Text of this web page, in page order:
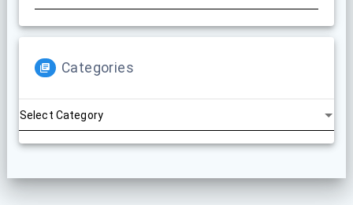
Categories